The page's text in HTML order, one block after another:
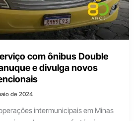
com ônibus Double
e divulga novos
de 2024
intermunicipais em Minas